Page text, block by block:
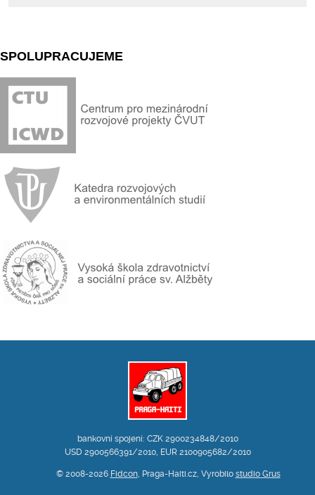
SPOLUPRACUJEME
bankovní spojení: CZK 2900234848/2010
USD 2900566391/2010, EUR 2100905682/2010
© 2008-2026 Fidcon, Praga-Haiti.cz, Vyrobilo studio Grus